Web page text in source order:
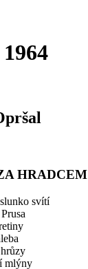
HRADCEM
svítí
mlýny